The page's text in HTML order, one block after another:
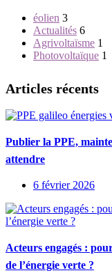
éolien 3
Actualités 6
Agrivoltaïsme 1
Photovoltaïque 1
Articles récents
Publier la PPE,
attendre
6 février 2026
Acteurs engagés :
de l’énergie verte ?